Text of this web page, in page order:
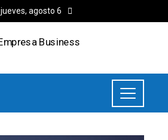
jueves, agosto 6